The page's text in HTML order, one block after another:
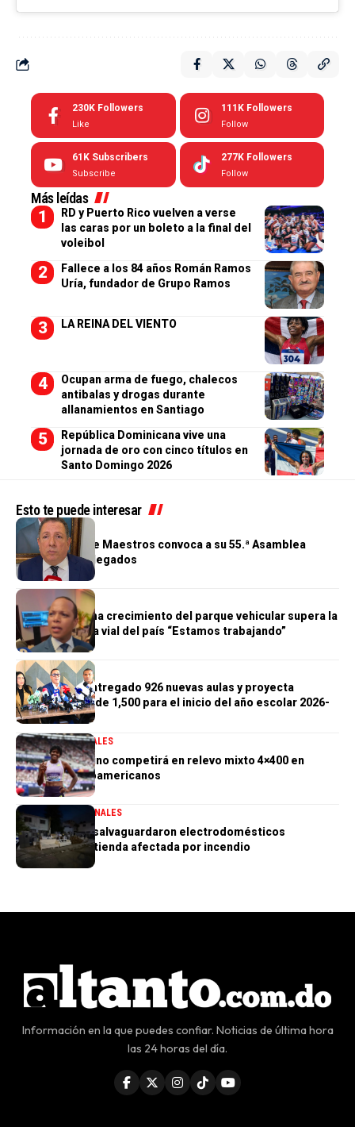
230K Followers
Like
111K Followers
Follow
61K Subscribers
Subscribe
277K Followers
Follow
Más leídas
RD y Puerto Rico vuelven a verse
las caras por un boleto a la final del
voleibol
Fallece a los 84 años Román Ramos
Uría, fundador de Grupo Ramos
LA REINA DEL VIENTO
Ocupan arma de fuego, chalecos
antibalas y drogas durante
allanamientos en Santiago
República Dominicana vive una
jornada de oro con cinco títulos en
Santo Domingo 2026
Esto te puede interesar
GENERALES
Cooperativa de Maestros convoca a su 55.ª Asamblea
General de Delegados
GENERALES
Morrison afirma crecimiento del parque vehicular supera la
infraestructura vial del país “Estamos trabajando”
GENERALES
Gobierno ha entregado 926 nuevas aulas y proyecta
alcanzar meta de 1,500 para el inicio del año escolar 2026-
2027
DEPORTESGENERALES
Marileidy Paulino competirá en relevo mixto 4×400 en
Juegos Centroamericanos
GENERALES NACIONALES
PN aclara que salvaguardaron electrodomésticos
sustraídos de tienda afectada por incendio
Información en la que puedes confiar. Noticias de última hora
las 24 horas del día.